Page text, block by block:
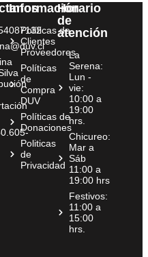
Información
Políticas de
Clientes
Proveedores
Políticas
de
Compra
DUV
Políticas de
Donaciones
Politicas
de
Privacidad
Horario
de
atención
La
Serena:
Lun -
vie:
10:00 a
19:00
hrs.
Chicureo:
Mar a
Sáb
11:00 a
19:00 hrs
Festivos:
11:00 a
15:00
hrs.